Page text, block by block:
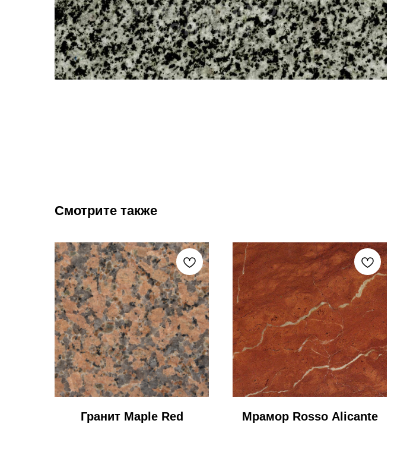
Смотрите также
Гранит Maple Red Мрамор Rosso Alicante